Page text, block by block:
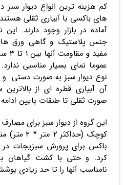
کم هزینه ترین انواع دیوار سبز
های باکسی با آبیاری ثقلی
آماده در بازار وجود دارند. این
جنس پلاستیک و گاهی ورق
عموما نمای بسیار مناسبی
نوع دیوار سبز به صورت دستی و
آن آبیاری قطره ای از
صورت ثقلی تا طبقات پایین
این گروه از دیوار سبز برای
کوچک
باکس برای پرورش سبزیجات در
کرد. و حتی با کشت گیاهان
نامناسب آنها را تا حد زیادی